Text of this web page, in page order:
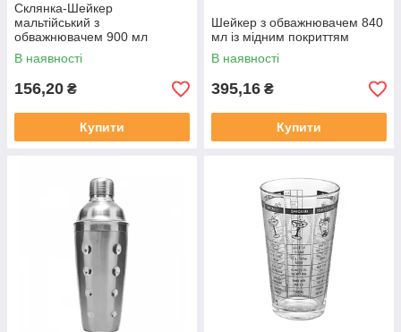
Склянка-Шейкер
мальтійський з
обважнювачем 900 мл
В наявності
156,20 ₴
Купити
Шейкер з обважнювачем 840
мл із мідним покриттям
В наявності
395,16 ₴
Купити